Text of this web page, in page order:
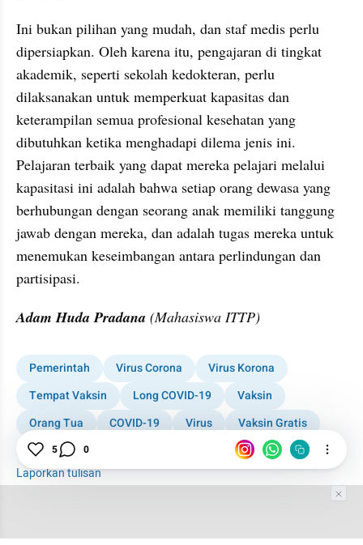
Ini bukan pilihan yang mudah, dan staf medis perlu
dipersiapkan. Oleh karena itu, pengajaran di tingkat
akademik, seperti sekolah kedokteran, perlu
dilaksanakan untuk memperkuat kapasitas dan
keterampilan semua profesional kesehatan yang
dibutuhkan ketika menghadapi dilema jenis ini.
Pelajaran terbaik yang dapat mereka pelajari melalui
kapasitasi ini adalah bahwa setiap orang dewasa yang
berhubungan dengan seorang anak memiliki tanggung
jawab dengan mereka, dan adalah tugas mereka untuk
menemukan keseimbangan antara perlindungan dan
partisipasi.
Adam Huda Pradana (Mahasiswa ITTP)
Pemerintah Virus Corona
Virus Korona
Tempat Vaksin
Long COVID-19
Vaksin
Orang Tua
COVID-19 Virus
Vaksin Gratis
Anak
Laporkan tulisan
5 0